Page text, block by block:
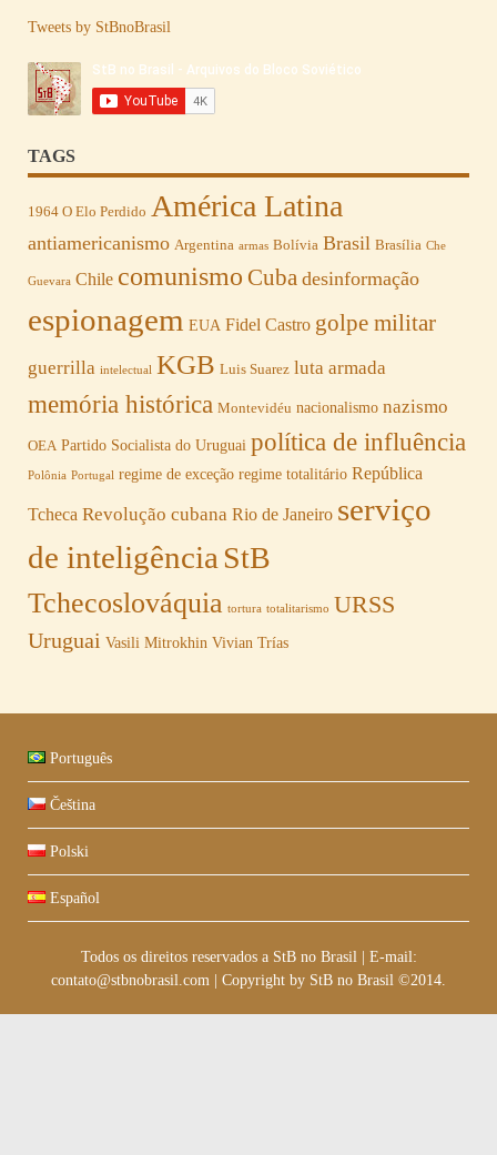
Tweets by StBnoBrasil
TAGS
1964 O Elo Perdido América Latina
antiamericanismo Argentina armas Bolívia Brasil Brasília Che
Guevara Chile comunismo Cuba desinformação
espionagem EUA Fidel Castro golpe militar
guerrilla intelectual KGB Luis Suarez luta armada
memória histórica Montevidéu nacionalismo nazismo
OEA Partido Socialista do Uruguai política de influência
Polônia Portugal regime de exceção regime totalitário República
Tcheca Revolução cubana Rio de Janeiro serviço
de inteligência StB
Tchecoslováquia tortura totalitarismo URSS
Uruguai Vasili Mitrokhin Vivian Trías
Português
Čeština
Polski
Español
Todos os direitos reservados a StB no Brasil
E-mail:
contato@stbnobrasil.com
Copyright by StB no Brasil ©2014